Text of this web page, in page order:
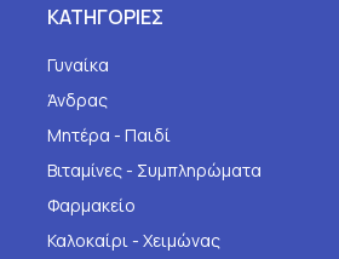
ΚΑΤΗΓΟΡΙΕΣ
Γυναίκα
Άνδρας
Μητέρα - Παιδί
Βιταμίνες - Συμπληρώματα
Φαρμακείο
Καλοκαίρι - Χειμώνας